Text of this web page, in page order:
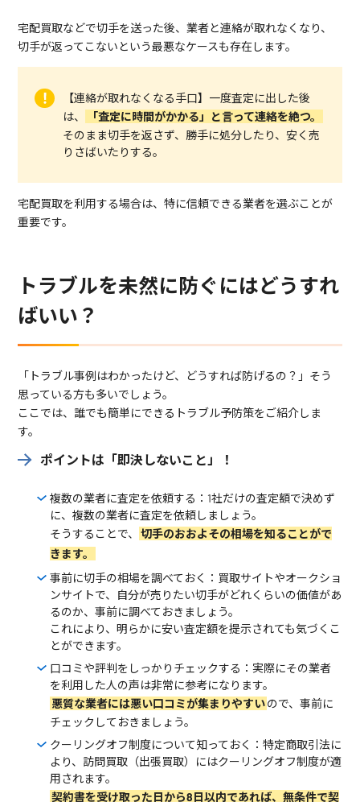
宅配買取などで切手を送った後、業者と連絡が取れなくなり、
切手が返ってこないという最悪なケースも存在します。
【連絡が取れなくなる手口】一度査定に出した後
は、
「査定に時間がかかる」と言って連絡を絶つ。
そのまま切手を返さず、勝手に処分したり、安く売
りさばいたりする。
宅配買取を利用する場合は、特に信頼できる業者を選ぶことが
重要です。
トラブルを未然に防ぐにはどうすれ
ばいい？
「トラブル事例はわかったけど、どうすれば防げるの？」そう
思っている方も多いでしょう。
ここでは、誰でも簡単にできるトラブル予防策をご紹介しま
す。
ポイントは「即決しないこと」！
複数の業者に査定を依頼する：1社だけの査定額で決めず
に、複数の業者に査定を依頼しましょう。
そうすることで、
切手のおおよその相場を知ることがで
きます。
事前に切手の相場を調べておく：買取サイトやオークショ
ンサイトで、自分が売りたい切手がどれくらいの価値があ
るのか、事前に調べておきましょう。
これにより、明らかに安い査定額を提示されても気づくこ
とができます。
口コミや評判をしっかりチェックする：実際にその業者
を利用した人の声は非常に参考になります。
悪質な業者には悪い口コミが集まりやすいので、事前に
チェックしておきましょう。
クーリングオフ制度について知っておく：特定商取引法に
より、訪問買取（出張買取）にはクーリングオフ制度が適
用されます。
契約書を受け取った日から8日以内であれば、無条件で契